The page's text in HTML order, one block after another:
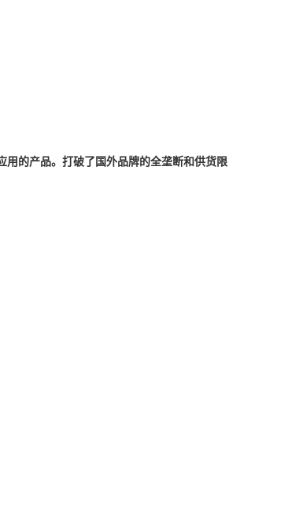
的产品。打破了国外品牌的全垄断和供货限